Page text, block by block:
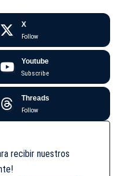
X
Follow
Youtube
Subscribe
Threads
Follow
recibir nuestros